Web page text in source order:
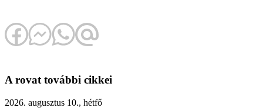
A rovat további cikkei
2026. augusztus 10., hétfő